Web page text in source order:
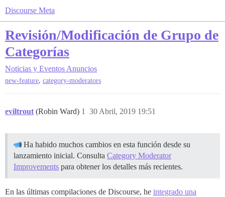
Discourse Meta
Revisión/Modificación de Grupo de
Categorías
Noticias y Eventos Anuncios
new-feature, category-moderators
eviltrout (Robin Ward) 30 Abril, 2019 19:51
1
Ha habido muchos cambios en esta función desde su
lanzamiento inicial. Consulta Category Moderator
Improvements para obtener los detalles más recientes.
En las últimas compilaciones de Discourse, he integrado una